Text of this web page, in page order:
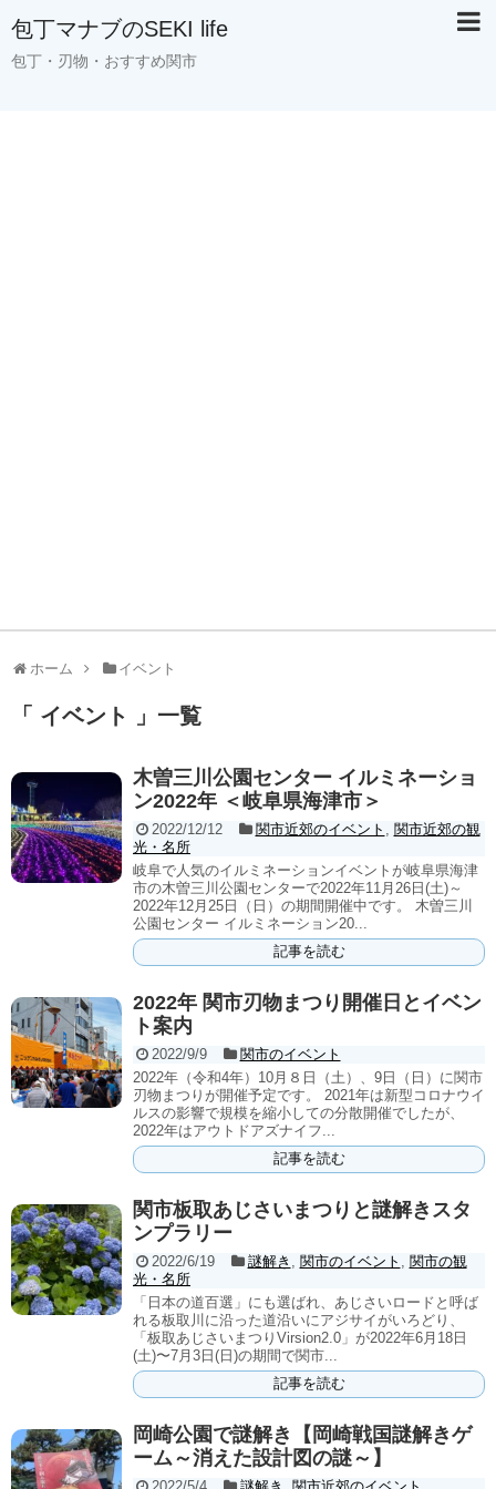
包丁マナブのSEKI life
包丁・刃物・おすすめ関市
ホーム イベント
「 イベント 」一覧
木曽三川公園センター イルミネーショ
ン2022年 ＜岐阜県海津市＞
2022/12/12 関市近郊のイベント , 関市近郊の観
光・名所
岐阜で人気のイルミネーションイベントが岐阜県海津
市の木曽三川公園センターで2022年11月26日(土)～
2022年12月25日（日）の期間開催中です。 木曽三川
公園センター イルミネーション20...
記事を読む
2022年 関市刃物まつり開催日とイベン
ト案内
2022/9/9
関市のイベント
2022年（令和4年）10月８日（土）、9日（日）に関市
刃物まつりが開催予定です。 2021年は新型コロナウイ
ルスの影響で規模を縮小しての分散開催でしたが、
2022年はアウトドアズナイフ...
記事を読む
関市板取あじさいまつりと謎解きスタ
ンプラリー
2022/6/19 謎解き , 関市のイベント , 関市の観
光・名所
「日本の道百選」にも選ばれ、あじさいロードと呼ば
れる板取川に沿った道沿いにアジサイがいろどり、
「板取あじさいまつりVirsion2.0」が2022年6月18日
(土)〜7月3日(日)の期間で関市...
記事を読む
岡崎公園で謎解き【岡崎戦国謎解きゲ
ーム～消えた設計図の謎～】